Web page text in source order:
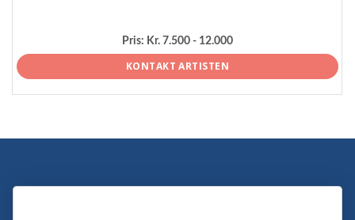
Pris: Kr. 7.500 - 12.000
KONTAKT ARTISTEN